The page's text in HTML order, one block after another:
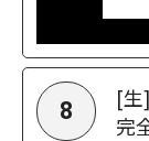
8
[生
完